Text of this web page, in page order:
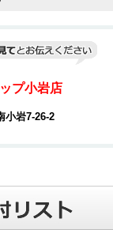
プ小岩店
小岩7-26-2